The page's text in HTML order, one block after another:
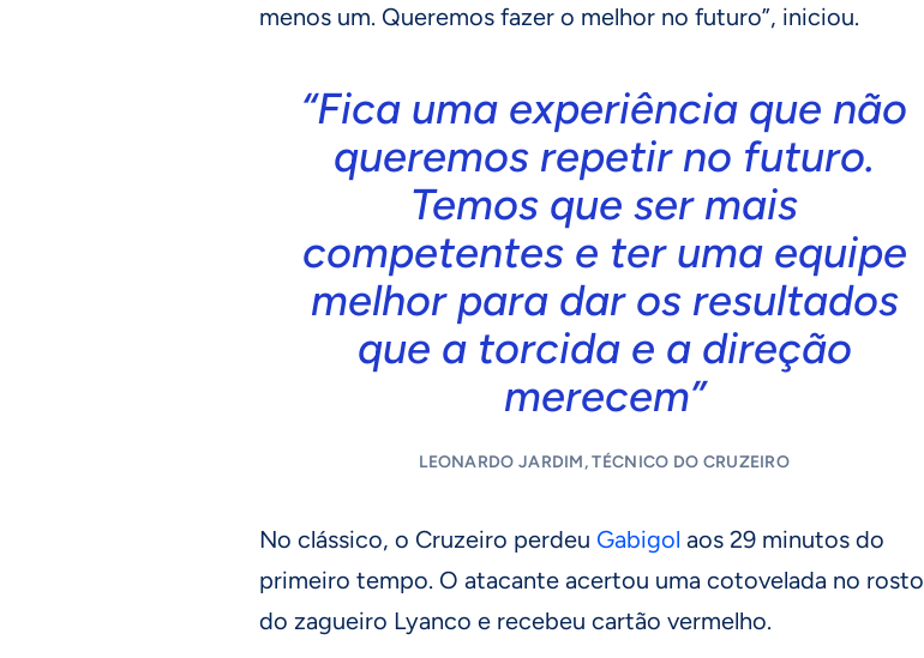
menos um. Queremos fazer o melhor no futuro”, iniciou.
“Fica uma experiência que não
queremos repetir no futuro.
Temos que ser mais
competentes e ter uma equipe
melhor para dar os resultados
que a torcida e a direção
merecem”
LEONARDO JARDIM, TÉCNICO DO CRUZEIRO
No clássico, o Cruzeiro perdeu Gabigol aos 29 minutos do
primeiro tempo. O atacante acertou uma cotovelada no rosto
do zagueiro Lyanco e recebeu cartão vermelho.